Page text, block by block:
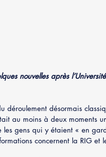
nouvelles après
déroulement désormais
au moins à deux moments
les gens qui y étaient « en
concernent la RIG